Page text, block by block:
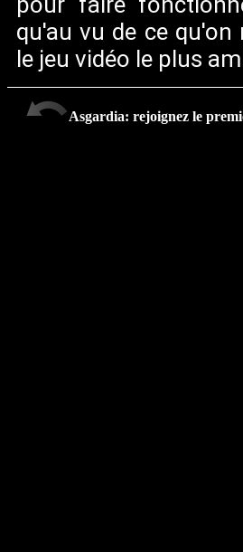
qu'au vu de ce
le jeu vidéo le plus
Asgardia: rejoignez le